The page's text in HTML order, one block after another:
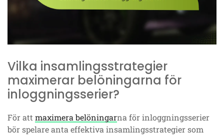
Vilka insamlingsstrategier
maximerar belöningarna för
inloggningsserier?
För att maximera belöningarna för inloggningsserier
bör spelare anta effektiva insamlingsstrategier som